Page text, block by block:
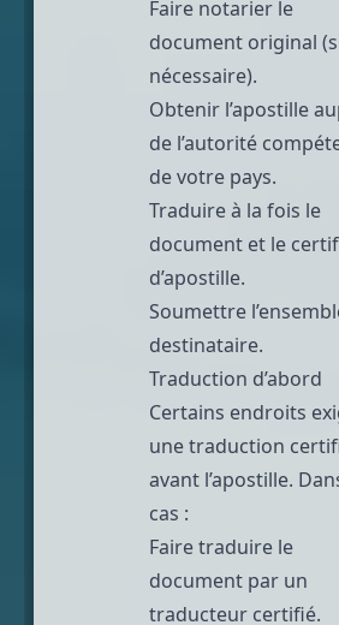
Faire notarier le
document original
nécessaire).
Obtenir l’apostille
de l’autorité
de votre pays.
Traduire à la fois le
document et le
d’apostille.
Soumettre
destinataire.
Traduction d’abord
Certains endroits
une traduction
avant l’apostille.
cas :
Faire traduire le
document par un
traducteur certifié.